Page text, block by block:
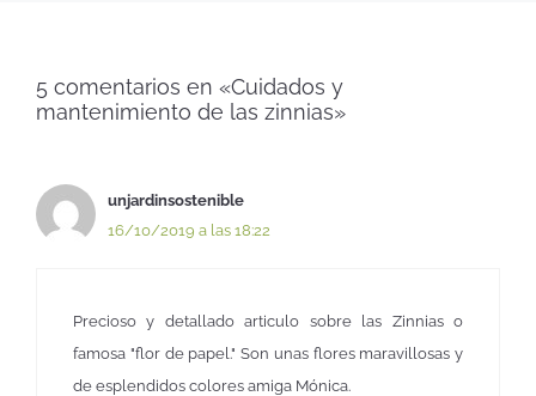
5 comentarios en «Cuidados y
mantenimiento de las zinnias»
unjardinsostenible
16/10/2019 a las 18:22
Precioso y detallado articulo sobre las Zinnias o
famosa "flor de papel." Son unas flores maravillosas y
de esplendidos colores amiga Mónica.